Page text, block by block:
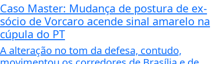
Caso Master: Mudança de postura de ex-
sócio de Vorcaro acende sinal amarelo na
cúpula do PT
A alteração no tom da defesa, contudo,